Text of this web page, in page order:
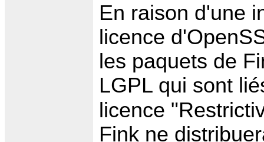
En raison d'une
licence
les paquets de
LGPL qui sont
licence
Fink ne